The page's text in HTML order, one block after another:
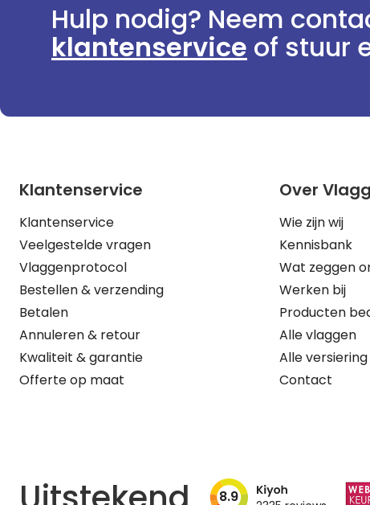
Hulp nodig? Neem
klantenservice of stuur
Klantenservice
Klantenservice
Veelgestelde vragen
Vlaggenprotocol
Bestellen & verzending
Betalen
Annuleren & retour
Kwaliteit & garantie
Offerte op maat
Over
Wie zijn wij
Kennisbank
Wat zeggen
Werken bij
Producten
Alle vlaggen
Alle versiering
Contact
8.9